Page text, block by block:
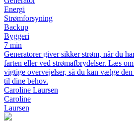
Energi
Strømforsyning
Backup
Byggeri
7 min
Generatorer giver sikker strøm, når du
farten eller ved strømafbrydelser. Læs
vigtige overvejelser, så du kan vælge den
til dine behov.
Caroline Laursen
Caroline
Laursen